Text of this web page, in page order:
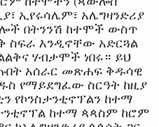
ኢየሩሳሌም፣ አሌግዛንድሪያ
በትንንሽ ከተሞች ውስጥ
ስፍራ እንዲኖቸው አድርጓል
ሃብታሞች ነበሩ። ይህ
አሰራር መጽሐፍ ቅዱሳዊ
የማይደግፈው ስርዓት ከዚያ
የኮንስታንቲኖፕልን ከተማ
ከተማ ጳጳስም ከሮም